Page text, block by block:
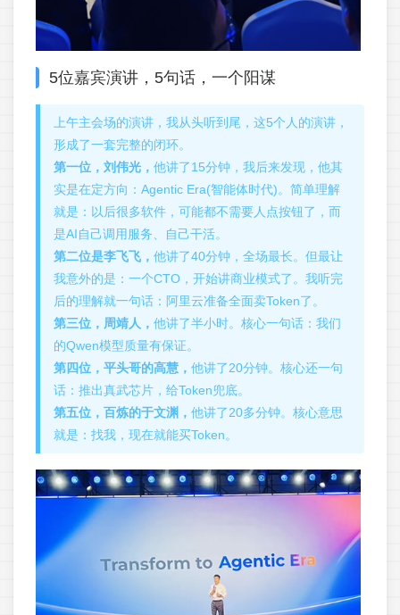
5位嘉宾演讲，5句话，一个阳谋
上午主会场的演讲，我从头听到尾，这5个人的演讲，
形成了一套完整的闭环。
第一位，刘伟光， 他讲了15分钟，我后来发现，他其
实是在定方向：Agentic Era(智能体时代)。简单理解
就是：以后很多软件，可能都不需要人点按钮了，而
是AI自己调用服务、自己干活。
第二位是李飞飞， 他讲了40分钟，全场最长。但最让
我意外的是：一个CTO，开始讲商业模式了。我听完
后的理解就一句话：阿里云准备全面卖Token了。
第三位，周靖人， 他讲了半小时。核心一句话：我们
的Qwen模型质量有保证。
第四位，平头哥的高慧， 他讲了20分钟。核心还一句
话：推出真武芯片，给Token兜底。
第五位，百炼的于文渊， 他讲了20多分钟。核心意思
就是：找我，现在就能买Token。